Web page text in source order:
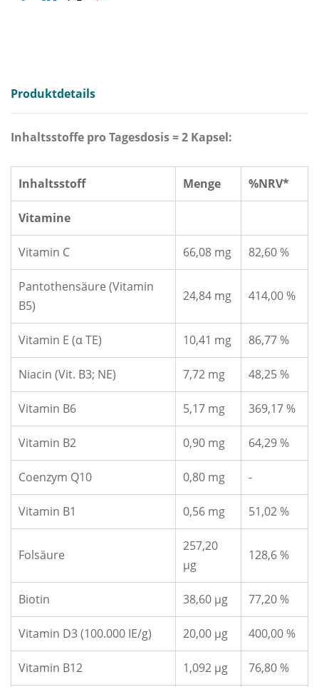
Produktdetails
Inhaltsstoffe pro Tagesdosis = 2 Kapsel:
Inhaltsstoff Menge %NRV*
Vitamine
Vitamin C 66,08 mg 82,60 %
Pantothensäure (Vitamin
B5)
24,84 mg 414,00 %
Vitamin E (α TE) 10,41 mg 86,77 %
Niacin (Vit. B3; NE) 7,72 mg 48,25 %
Vitamin B6 5,17 mg 369,17 %
Vitamin B2 0,90 mg 64,29 %
Coenzym Q10 0,80 mg -
Vitamin B1 0,56 mg 51,02 %
Folsäure
257,20
μg
128,6 %
Biotin 38,60 μg 77,20 %
Vitamin D3 (100.000 IE/g) 20,00 μg 400,00 %
Vitamin B12 1,092 μg 76,80 %